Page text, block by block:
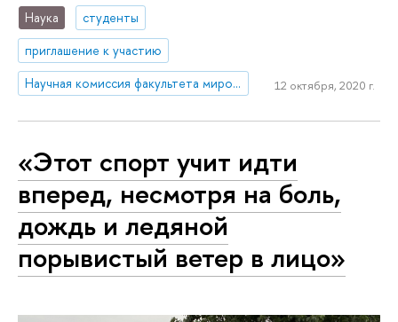
Наука
студенты
приглашение к участию
Научная комиссия факультета мировой экономики и мировой политики
12 октября, 2020 г.
«Этот спорт учит идти
вперед, несмотря на боль,
дождь и ледяной
порывистый ветер в лицо»